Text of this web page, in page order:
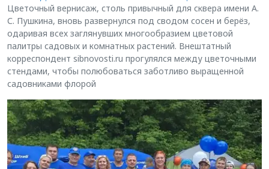
Цветочный вернисаж, столь привычный для сквера имени А.
С. Пушкина, вновь развернулся под сводом сосен и берёз,
одаривая всех заглянувших многообразием цветовой
палитры садовых и комнатных растений. Внештатный
корреспондент sibnovosti.ru прогулялся между цветочными
стендами, чтобы полюбоваться заботливо выращенной
садовниками флорой